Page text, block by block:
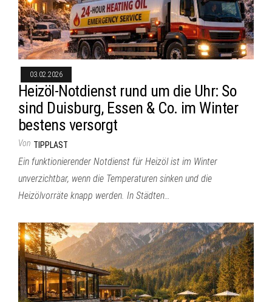
03.02.2026
Heizöl-Notdienst rund um die Uhr: So
sind Duisburg, Essen & Co. im Winter
bestens versorgt
Von TIPPLAST
Ein funktionierender Notdienst für Heizöl ist im Winter
unverzichtbar, wenn die Temperaturen sinken und die
Heizölvorräte knapp werden. In Städten…